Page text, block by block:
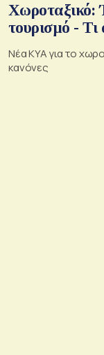
Χωροταξικό:
τουρισμό - Τι
Νέα ΚΥΑ για το
κανόνες